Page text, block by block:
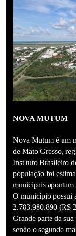
NOVA MUTUM
Nova Mutum é um
de Mato Grosso,
Instituto Brasileiro
população foi
municipais apontam
O município possui
2.783.980.890 (R$
Grande parte da
sendo o segundo